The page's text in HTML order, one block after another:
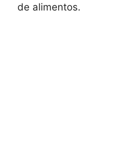
de alimentos.